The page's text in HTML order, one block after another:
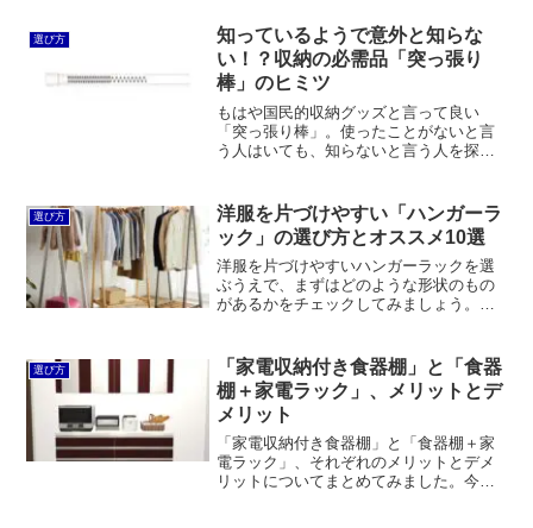
クスを置く。
選び方
知っているようで意外と知らな
い！？収納の必需品「突っ張り
棒」のヒミツ
もはや国民的収納グッズと言って良い
「突っ張り棒」。使ったことがないと言
う人はいても、知らないと言う人を探す
現在、日本で突っ張り棒トップシェアを
誇る平安伸銅工業が1975...
選び方
洋服を片づけやすい「ハンガーラ
ック」の選び方とオススメ10選
洋服を片づけやすいハンガーラックを選
ぶうえで、まずはどのような形状のもの
があるかをチェックしてみましょう。サ
のものや、ルミナスラックのように組み
替えが可能なものを選ぶのも良いと思い
ます。
選び方
「家電収納付き食器棚」と「食器
棚＋家電ラック」、メリットとデ
メリット
「家電収納付き食器棚」と「食器棚＋家
電ラック」、それぞれのメリットとデメ
リットについてまとめてみました。今後